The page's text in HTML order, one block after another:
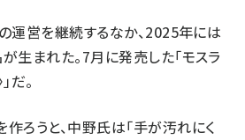
運営を継続するなか、2025年には
生まれた。7月に発売した「モスラ
だ。
ろうと、中野氏は「手が汚れにく